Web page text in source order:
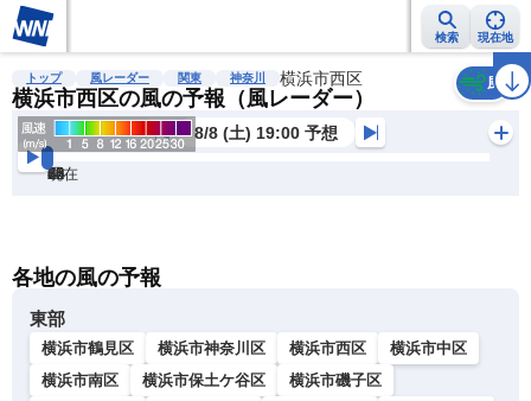
検索 現在地
雨雲レーダー 台風情報 地震情報 警報・注意報 2週間天気 ラ
トップ 風レーダー 関東 神奈川 横浜市西区
横浜市西区の風の予報（風レーダー）
風
8/8 (土) 19:00 予想
現在
6h
12
24
36
48
60
72
各地の風の予報
東部
横浜市鶴見区 横浜市神奈川区 横浜市西区
横浜市中区
横浜市南区
横浜市保土ケ谷区
横浜市磯子区